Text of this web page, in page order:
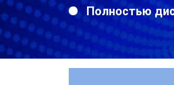
Полностью